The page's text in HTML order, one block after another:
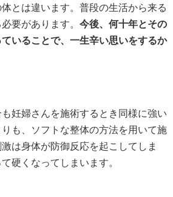
とは違います。普段の生活から来る
要があります。 今後、何十年とその
いることで、一生辛い思いをするか
妊婦さんを施術するとき同様に強い
も、ソフトな整体の方法を用いて施
は身体が防御反応を起こしてしま
硬くなってしまいます。